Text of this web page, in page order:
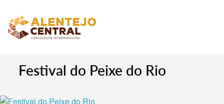
Festival do Peixe do Rio